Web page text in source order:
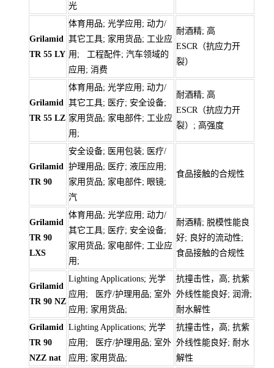
光
Grilamid
TR 55 LY
体育用品; 光学应用; 动力/
其它工具; 家用货品; 工业应
用; 工程配件; 汽车领域的
应用; 消费
耐酒精; 高
ESCR（抗应力开
裂）
Grilamid
TR 55 LZ
体育用品; 光学应用; 动力/
其它工具; 医疗; 安全设备;
家用货品; 家电部件; 工业应
用;
耐酒精; 高
ESCR（抗应力开
裂）; 高强度
Grilamid
TR 90
安全设备; 医用包装; 医疗/
护理用品; 医疗; 液压应用;
家用货品; 家电部件; 眼镜;
汽
食品接触的合规性
Grilamid
TR 90
LXS
体育用品; 光学应用; 动力/
其它工具; 医疗; 安全设备;
家用货品; 家电部件; 工业应
用;
耐酒精; 脱模性能良
好; 良好的流动性;
食品接触的合规性
Grilamid
TR 90 NZ
Lighting Applications; 光学
应用; 医疗/护理用品; 室外
应用; 家用货品;
抗撞击性，高; 抗紫
外线性能良好; 润滑;
耐水解性
Grilamid
TR 90
NZZ nat
Lighting Applications; 光学
应用; 医疗/护理用品; 室外
应用; 家用货品;
抗撞击性，高; 抗紫
外线性能良好; 耐水
解性